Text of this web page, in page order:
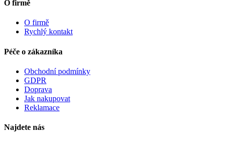
O firmě
O firmě
Rychlý kontakt
Péče o zákazníka
Obchodní podmínky
GDPR
Doprava
Jak nakupovat
Reklamace
Najdete nás